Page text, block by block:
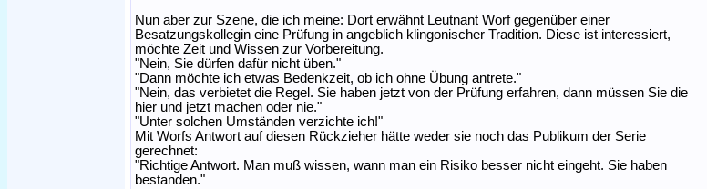
Nun aber zur Szene, die ich meine: Dort erwähnt Leutnant Worf gegenüber einer
Besatzungskollegin eine Prüfung in angeblich klingonischer Tradition. Diese ist interessiert,
möchte Zeit und Wissen zur Vorbereitung.
"Nein, Sie dürfen dafür nicht üben."
"Dann möchte ich etwas Bedenkzeit, ob ich ohne Übung antrete."
"Nein, das verbietet die Regel. Sie haben jetzt von der Prüfung erfahren, dann müssen Sie die
hier und jetzt machen oder nie."
"Unter solchen Umständen verzichte ich!"
Mit Worfs Antwort auf diesen Rückzieher hätte weder sie noch das Publikum der Serie
gerechnet:
"Richtige Antwort. Man muß wissen, wann man ein Risiko besser nicht eingeht. Sie haben
bestanden."